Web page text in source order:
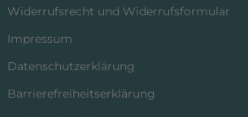
Widerrufsrecht und Widerrufsformular
Impressum
Datenschutzerklärung
Barrierefreiheitserklärung